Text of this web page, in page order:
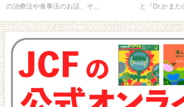
の治療法や食事法のお話、そ...
と『Dr.かまた